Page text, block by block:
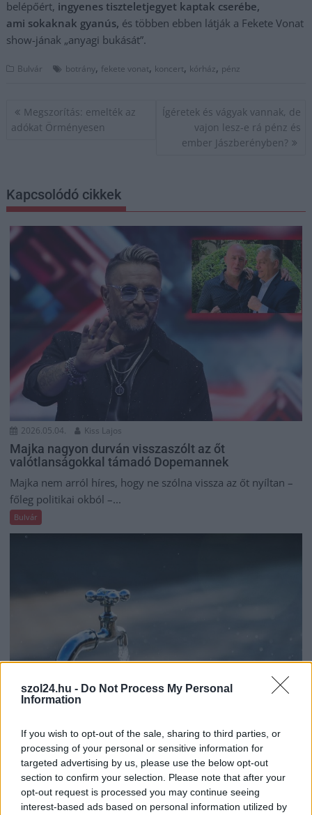
szol24.hu - Do Not Process My Personal
Information
If you wish to opt-out of the sale, sharing to third parties, or
processing of your personal or sensitive information for
targeted advertising by us, please use the below opt-out
section to confirm your selection. Please note that after your
opt-out request is processed you may continue seeing
interest-based ads based on personal information utilized by
belépőért, ingyenes tiszteletjegyet kaptak cserébe,
ami sokaknak gyanús, és többen ebben látják a Fekete Vonat
show-jának „anyagi bukását”.
Bulvár botrány, fekete vonat, koncert, kórház, pénz
Bejegyzés
navigáció
Megszorítás: emelték az
adókat Örményesen
Ígéretek és vágyak vannak, de
vajon lesz-e rá pénz és
ember Jászberényben?
Kapcsolódó cikkek
2026.05.04. Kiss Lajos
Majka nagyon durván visszaszólt az őt
valótlanságokkal támadó Dopemannek
Majka nem arról híres, hogy ne szólna vissza az őt nyíltan –
főleg politikai okból –...
Bulvár